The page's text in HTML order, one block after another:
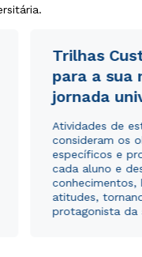
Trilhas
para a sua
jornada
Atividades de
consideram os
específicos e
cada aluno e
conhecimentos,
atitudes,
protagonista da